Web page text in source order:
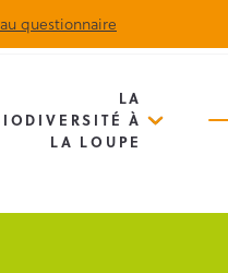
questionnaireActualités
LA
À
LA LOUPE